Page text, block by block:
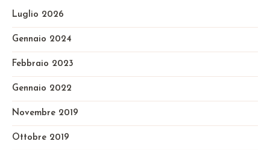
Luglio 2026
Gennaio 2024
Febbraio 2023
Gennaio 2022
Novembre 2019
Ottobre 2019